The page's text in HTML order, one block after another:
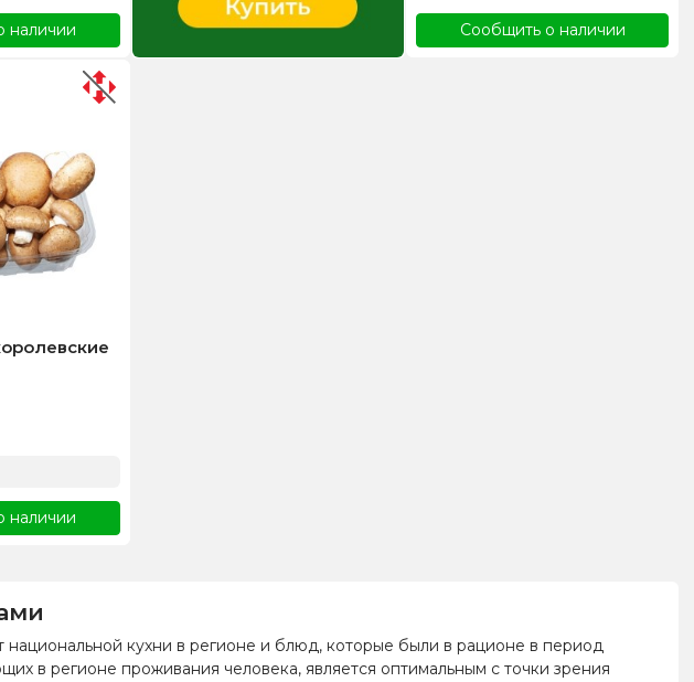
наличии Сообщить о наличии
наличии
национальной кухни в регионе и блюд, которые были в рационе в период
в регионе проживания человека, является оптимальным с точки зрения